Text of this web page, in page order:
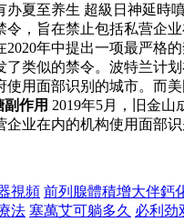
夏至养生 超級日神延時
令，旨在禁止包括私营企
年中提出一项最严格
类似的禁令。波特兰计
用面部识别的城市。而
副作用 2019年5月，旧金
业在内的机构使用面部
視頻 前列腺體積增大伴鈣
法 塞萬艾可躺多久 必利劲